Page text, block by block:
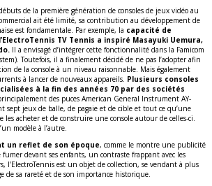
de la première génération de consoles de jeux vidéo au
ait été limité, sa contribution au développement de
est fondamentale. Par exemple, la capacité de
TV Tennis a inspiré Masayuki Uemura,
Il a envisagé d’intégrer cette fonctionnalité dans la Famicom
Toutefois, il a finalement décidé de ne pas l’adopter afin
de la console à un niveau raisonnable. Mais également
à lancer de nouveaux appareils. Plusieurs consoles
à la fin des années 70 par des sociétés
des puces American General Instrument AY-
sept jeux de balle, de pagaie et de cible et tout ce qu’une
les acheter et de construire une console autour de celles-ci.
modèle à l’autre.
un reflet de son époque, comme le montre une publicité
fumer devant ses enfants, un contraste frappant avec les
l’ElectroTennis est un objet de collection, se vendant à plus
de sa rareté et de son importance historique.